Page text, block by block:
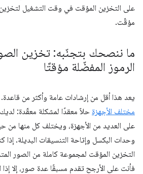
على التخزين المؤقت في وقت التشغيل
مؤقّت.
ما ننصحك بتجنّبه: تخزين
الرموز المفضّلة مؤقتًا
يعد هذا أقل من إرشادات عامة وأكثر من
مختلف الأجهزة حلاً معقدًا لمشكلة معقّدة:
على العديد من الأجهزة، ويختلف كل منها
وحدات البكسل وإتاحة التنسيقات البديلة.
التخزين المؤقت لمجموعة كاملة من الصور
فأنت على الأرجح تقدم مسبقًا عدة صور، إلا